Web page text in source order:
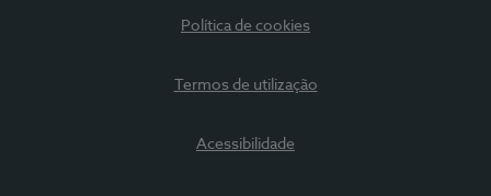
Política de cookies
Termos de utilização
Acessibilidade